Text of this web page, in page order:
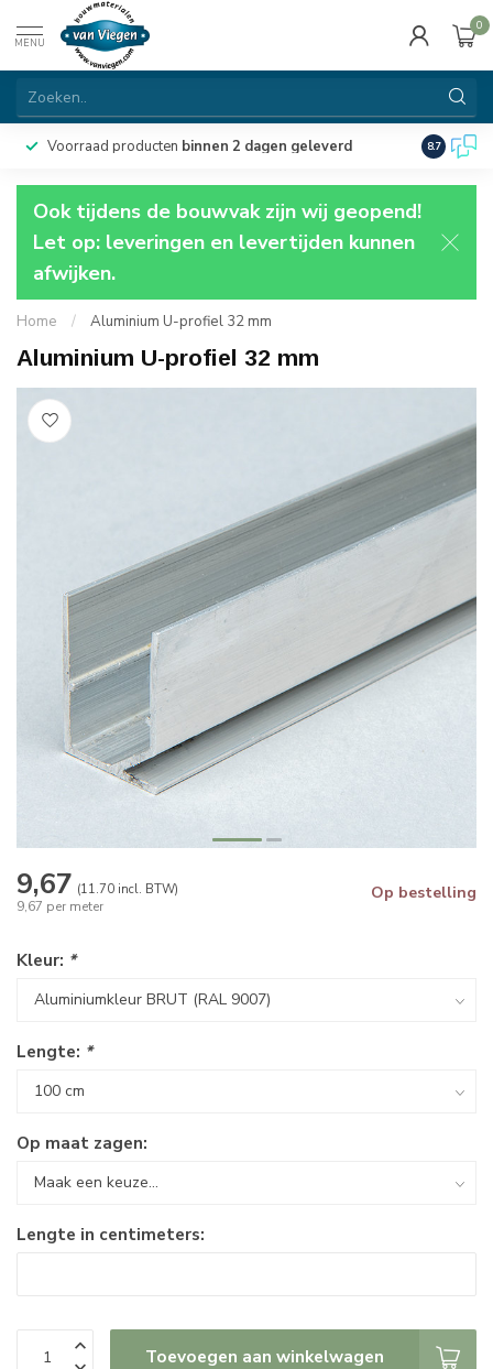
MENU
0
Voorraad producten binnen 2 dagen geleverd 8.7
Ook tijdens de bouwvak zijn wij geopend!
Let op: leveringen en levertijden kunnen
afwijken.
Home / Aluminium U-profiel 32 mm
Aluminium U-profiel 32 mm
9,67 (11.70 incl. BTW)
9,67 per meter
Op bestelling
Kleur: *
Lengte: *
Op maat zagen:
Lengte in centimeters:
Toevoegen aan winkelwagen